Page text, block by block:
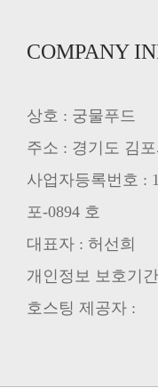
COMPANY
상호 : 궁물푸드
주소 : 경기도 김
사업자등록번호 :
포-0894 호
대표자 : 허선희
개인정보 보호기
호스팅 제공자 :